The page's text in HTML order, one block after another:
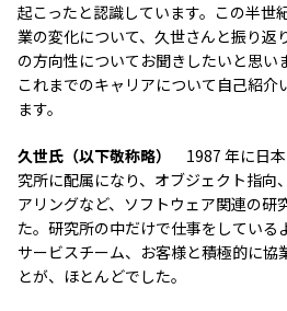
起こったと認識しています。この半世
業の変化について、久世さんと振り返
の方向性についてお聞きしたいと思い
これまでのキャリアについて自己紹介
ます。
久世氏（以下敬称略）
1987 年に日
究所に配属になり、オブジェクト指向
アリングなど、ソフトウェア関連の研
た。研究所の中だけで仕事をしている
サービスチーム、お客様と積極的に協
とが、ほとんどでした。